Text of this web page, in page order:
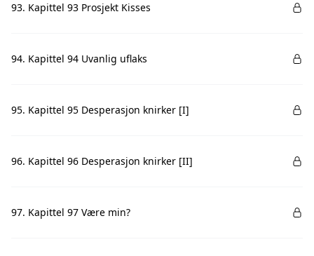
93. Kapittel 93 Prosjekt Kisses
94. Kapittel 94 Uvanlig uflaks
95. Kapittel 95 Desperasjon knirker [I]
96. Kapittel 96 Desperasjon knirker [II]
97. Kapittel 97 Være min?